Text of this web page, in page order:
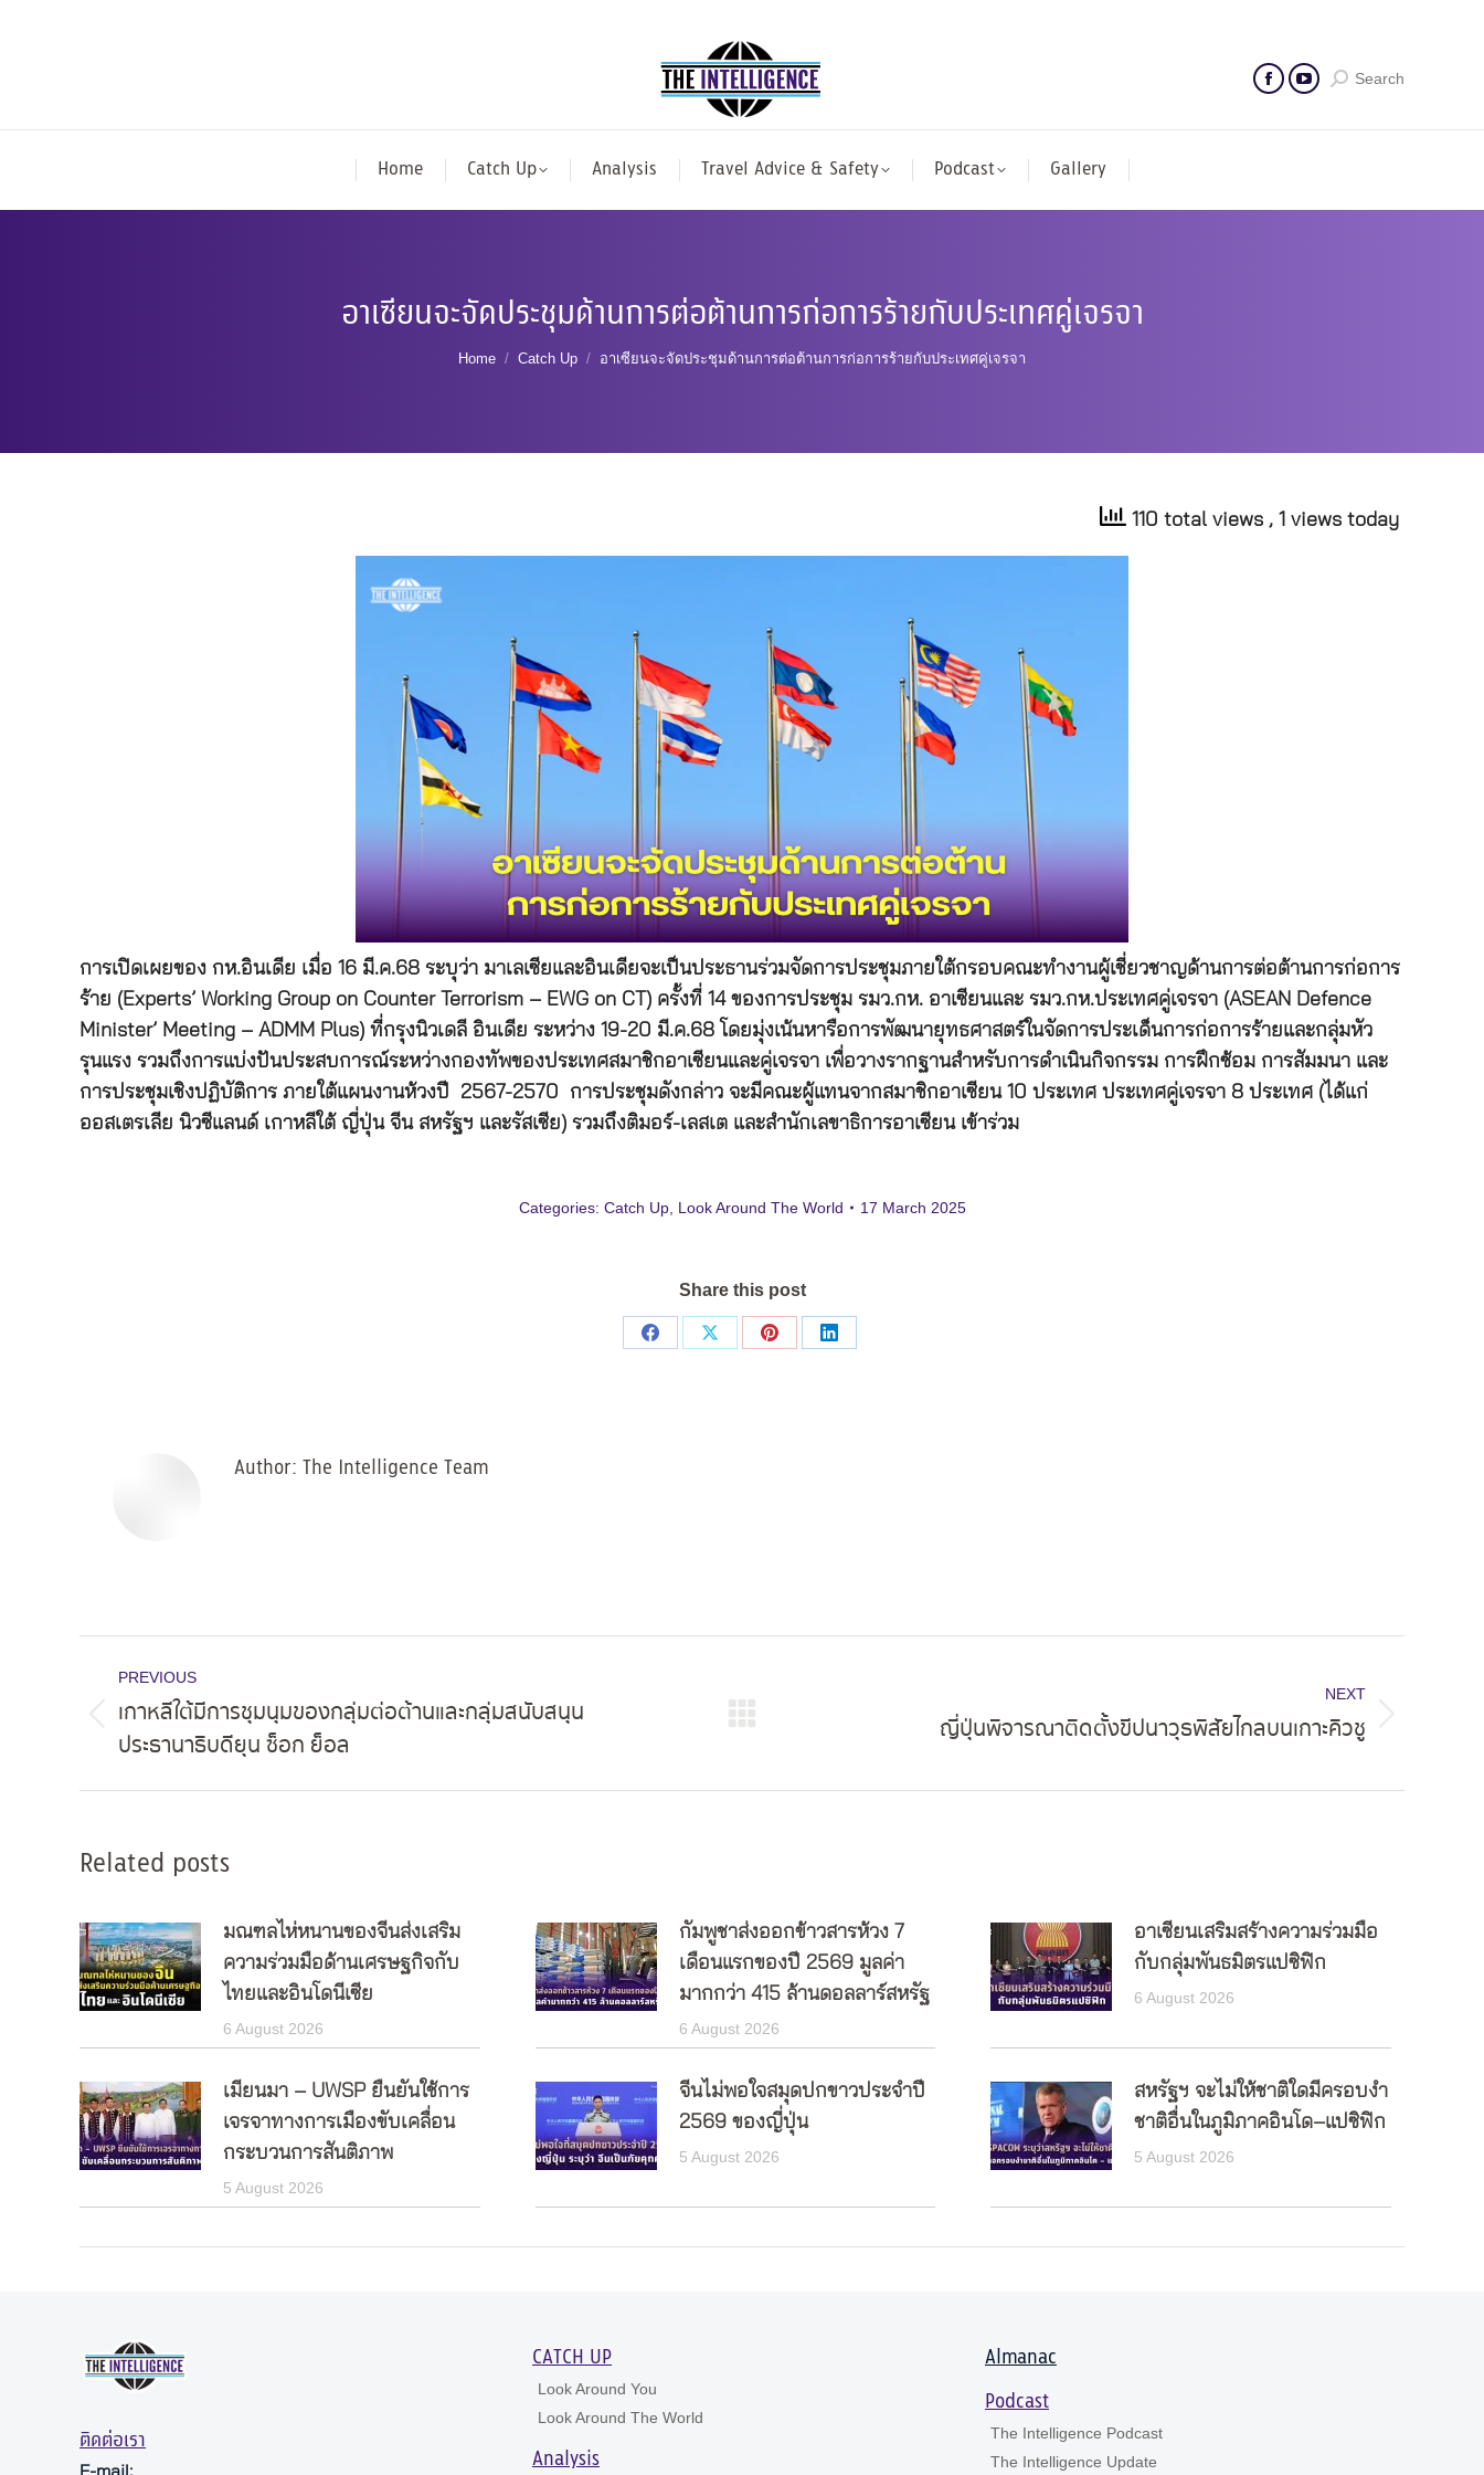
Search
Home Catch Up Analysis Travel Advice & Safety Podcast Gallery
อาเซียนจะจัดประชุมด้านการต่อต้านการก่อการร้ายกับประเทศคู่เจรจา
You are here:
Home Catch Up อาเซียนจะจัดประชุมด้านการต่อต้านการก่อการร้ายกับประเทศคู่เจรจา
110 total views , 1 views today
การเปิดเผยของ กห.อินเดีย เมื่อ 16 มี.ค.68 ระบุว่า มาเลเซียและอินเดียจะเป็นประธานร่วมจัดการประชุมภายใต้กรอบคณะทำงานผู้เชี่ยวชาญด้านการต่อต้านการก่อการ
ร้าย (Experts’ Working Group on Counter Terrorism – EWG on CT) ครั้งที่ 14 ของการประชุม รมว.กห. อาเซียนและ รมว.กห.ประเทศคู่เจรจา (ASEAN Defence
Minister’ Meeting – ADMM Plus) ที่กรุงนิวเดลี อินเดีย ระหว่าง 19-20 มี.ค.68 โดยมุ่งเน้นหารือการพัฒนายุทธศาสตร์ในจัดการประเด็นการก่อการร้ายและกลุ่มหัว
รุนแรง รวมถึงการแบ่งปันประสบการณ์ระหว่างกองทัพของประเทศสมาชิกอาเซียนและคู่เจรจา เพื่อวางรากฐานสำหรับการดำเนินกิจกรรม การฝึกซ้อม การสัมมนา และ
การประชุมเชิงปฏิบัติการ ภายใต้แผนงานห้วงปี 2567-2570 การประชุมดังกล่าว จะมีคณะผู้แทนจากสมาชิกอาเซียน 10 ประเทศ ประเทศคู่เจรจา 8 ประเทศ (ได้แก่
ออสเตรเลีย นิวซีแลนด์ เกาหลีใต้ ญี่ปุ่น จีน สหรัฐฯ และรัสเซีย) รวมถึงติมอร์-เลสเต และสำนักเลขาธิการอาเซียน เข้าร่วม
Categories: Catch Up, Look Around The World 17 March 2025
Share this post
Share
Share
Share
Share
Author: The Intelligence Team
navigation
PREVIOUS
post:
เกาหลีใต้มีการชุมนุมของกลุ่มต่อต้านและกลุ่มสนับสนุน
ประธานาธิบดียุน ซ็อก ย็อล
NEXT
ญี่ปุ่นพิจารณาติดตั้งขีปนาวุธพิสัยไกลบนเกาะคิวชู
Related posts
มณฑลไห่หนานของจีนส่งเสริม
ความร่วมมือด้านเศรษฐกิจกับ
ไทยและอินโดนีเซีย
6 August 2026
กัมพูชาส่งออกข้าวสารห้วง 7
เดือนแรกของปี 2569 มูลค่า
มากกว่า 415 ล้านดอลลาร์สหรัฐ
6 August 2026
อาเซียนเสริมสร้างความร่วมมือ
กับกลุ่มพันธมิตรแปซิฟิก
6 August 2026
เมียนมา – UWSP ยืนยันใช้การ
เจรจาทางการเมืองขับเคลื่อน
กระบวนการสันติภาพ
5 August 2026
จีนไม่พอใจสมุดปกขาวประจำปี
2569 ของญี่ปุ่น
5 August 2026
สหรัฐฯ จะไม่ให้ชาติใดมีครอบงำ
ชาติอื่นในภูมิภาคอินโด–แปซิฟิก
5 August 2026
ติดต่อเรา
E-mail:
CATCH UP
Look Around You
Look Around The World
Analysis
Almanac
Podcast
The Intelligence Podcast
The Intelligence Update